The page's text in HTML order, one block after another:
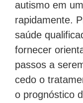
autismo em
rapidamente.
saúde
fornecer
passos a
cedo o
o prognóstico